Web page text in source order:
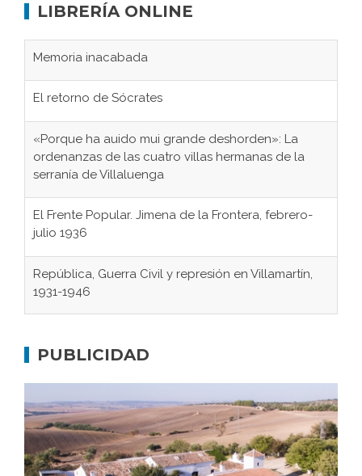
LIBRERÍA ONLINE
Memoria inacabada
El retorno de Sócrates
«Porque ha auido mui grande deshorden»: La
ordenanzas de las cuatro villas hermanas de la
serranía de Villaluenga
El Frente Popular. Jimena de la Frontera, febrero-
julio 1936
República, Guerra Civil y represión en Villamartín,
1931-1946
Don Perafán de Ribera y sus fundaciones de
Bornos
El Frente Popular. Ubrique, febrero-julio 1936
PUBLICIDAD